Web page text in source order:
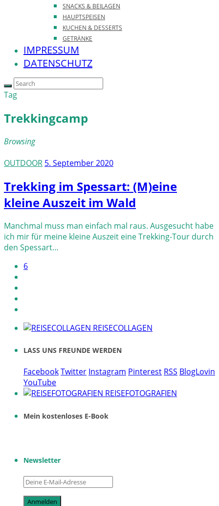
SNACKS & BEILAGEN
HAUPTSPEISEN
KUCHEN & DESSERTS
GETRÄNKE
IMPRESSUM
DATENSCHUTZ
Tag
Trekkingcamp
Browsing
OUTDOOR 5. September 2020
Trekking im Spessart: (M)eine
kleine Auszeit im Wald
Manchmal muss man einfach mal raus. Ausgesucht habe
ich mir für meine kleine Auszeit eine Trekking-Tour durch
den Spessart…
6
REISECOLLAGEN
LASS UNS FREUNDE WERDEN
FacebookTwitter Instagram Pinterest RSS BlogLovin
YouTube
REISEFOTOGRAFIEN
Mein kostenloses E-Book
Newsletter